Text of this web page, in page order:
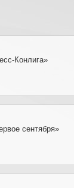
Конлига»
сентября»